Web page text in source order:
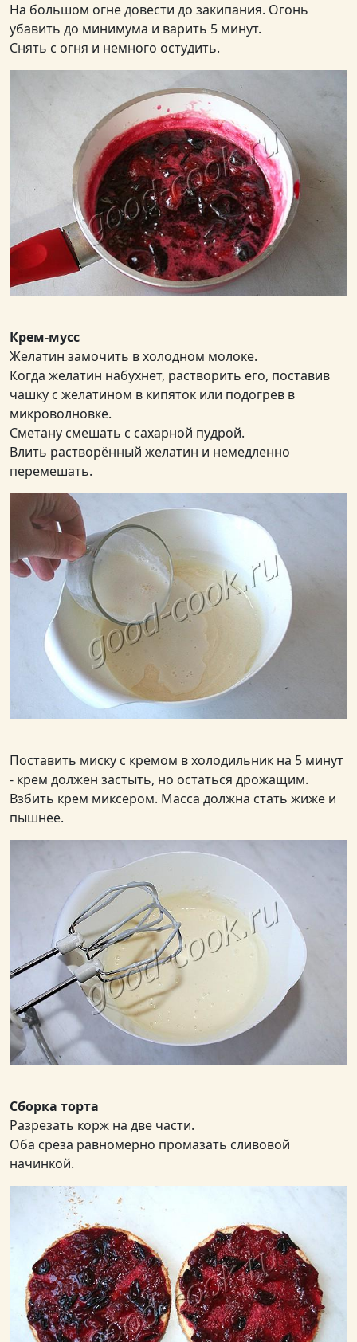
На большом огне довести до закипания. Огонь
убавить до минимума и варить 5 минут.
Снять с огня и немного остудить.
Крем-мусс
Желатин замочить в холодном молоке.
Когда желатин набухнет, растворить его, поставив
чашку с желатином в кипяток или подогрев в
микроволновке.
Сметану смешать с сахарной пудрой.
Влить растворённый желатин и немедленно
перемешать.
Поставить миску с кремом в холодильник на 5 минут
- крем должен застыть, но остаться дрожащим.
Взбить крем миксером. Масса должна стать жиже и
пышнее.
Сборка торта
Разрезать корж на две части.
Оба среза равномерно промазать сливовой
начинкой.